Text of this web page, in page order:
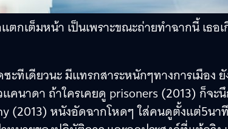
ตกเต็มหน้า เป็นเพราะขณะถ่ายทำฉากนี้ เธอ
ะทีเดียวนะ มีแทรกสาระหนักๆทางการเมือง
แคนาดา ถ้าใครเคยดู prisoners (2013) ก็
(2013) หนังอัดฉากโหดๆ ใส่คนดูตั้งแต่5นา